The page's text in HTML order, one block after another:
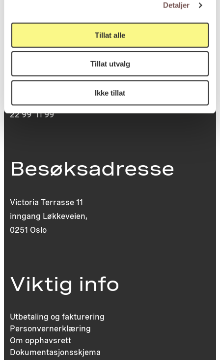
Detaljer
Tillat alle
Tillat utvalg
Ikke tillat
Postadresse
Postboks 6994
0130 Oslo
22 99 11 99
Besøksadresse
Victoria Terrasse 11
inngang Løkkeveien,
0251 Oslo
Viktig info
Utbetaling og fakturering
Personvernerklæring
Om opphavsrett
Dokumentasjonsskjema